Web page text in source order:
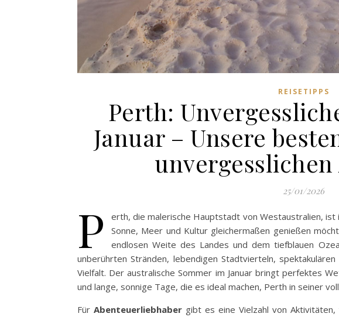
REISETIPPS
Perth:
Januar – Unsere
25/01/2026
P
erth, die malerische Hauptstadt von Westaustralien, ist
Sonne, Meer und Kultur gleichermaßen genießen
endlosen Weite des Landes und dem tiefblauen
unberührten Stränden, lebendigen Stadtvierteln,
Vielfalt. Der australische Sommer im Januar bringt perfektes
und lange, sonnige Tage, die es ideal machen, Perth in seiner
Für Abenteuerliebhaber gibt es eine Vielzahl von